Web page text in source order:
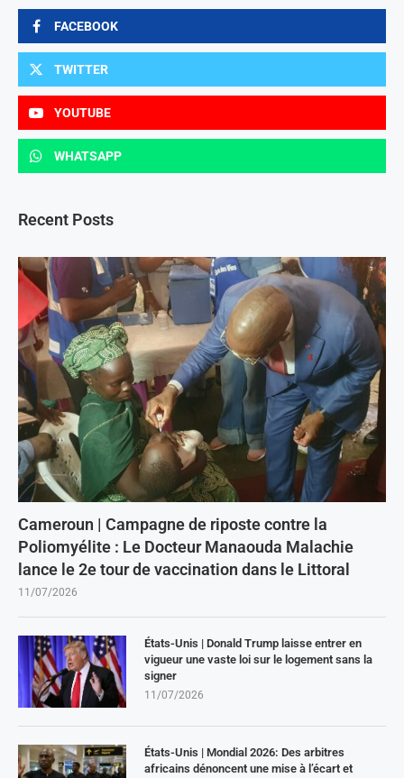
FACEBOOK
TWITTER
YOUTUBE
WHATSAPP
Recent Posts
Cameroun | Campagne de riposte contre la
Poliomyélite : Le Docteur Manaouda Malachie
lance le 2e tour de vaccination dans le Littoral
11/07/2026
États-Unis | Donald Trump laisse entrer en
vigueur une vaste loi sur le logement sans la
signer
11/07/2026
États-Unis | Mondial 2026: Des arbitres
africains dénoncent une mise à l’écart et